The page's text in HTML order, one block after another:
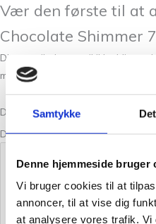
Samtykke
Denne hjemmeside bruger
Vi bruger cookies til at
annoncer, til at vise dig
at analysere vores trafik. Vi
Vær den første til at
Chocolate Shimmer
Din e-mailadresse vil ikke blive
med*
Din bedømmelse
Din anmeldelse*